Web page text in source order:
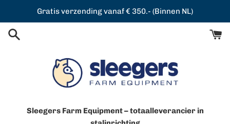
de
content
Gratis verzending vanaf € 350.- (Binnen NL)
Sleegers Farm Equipment – totaalleverancier in